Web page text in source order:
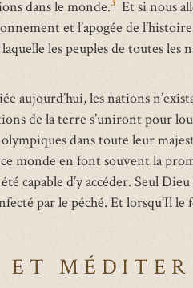
dans le monde.
Et si nous
et l’apogée de
laquelle les peuples de toutes
aujourd’hui, les nations
de la terre s’uniront pour
dans toute leur
monde en font souvent la
capable d’y accéder. Seul
par le péché. Et lorsqu’Il le
ET MÉDITER